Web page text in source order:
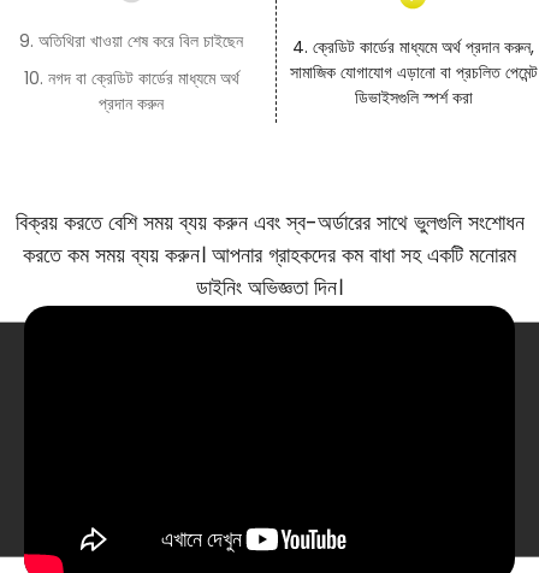
9. অতিথিরা খাওয়া শেষ করে বিল চাইছেন
10. নগদ বা ক্রেডিট কার্ডের মাধ্যমে অর্থ
প্রদান করুন
4. ক্রেডিট কার্ডের মাধ্যমে অর্থ প্রদান করুন,
সামাজিক যোগাযোগ এড়ানো বা প্রচলিত পেমেন্ট
ডিভাইসগুলি স্পর্শ করা
বিক্রয় করতে বেশি সময় ব্যয় করুন এবং স্ব-অর্ডারের সাথে ভুলগুলি সংশোধন
করতে কম সময় ব্যয় করুন। আপনার গ্রাহকদের কম বাধা সহ একটি মনোরম
ডাইনিং অভিজ্ঞতা দিন।